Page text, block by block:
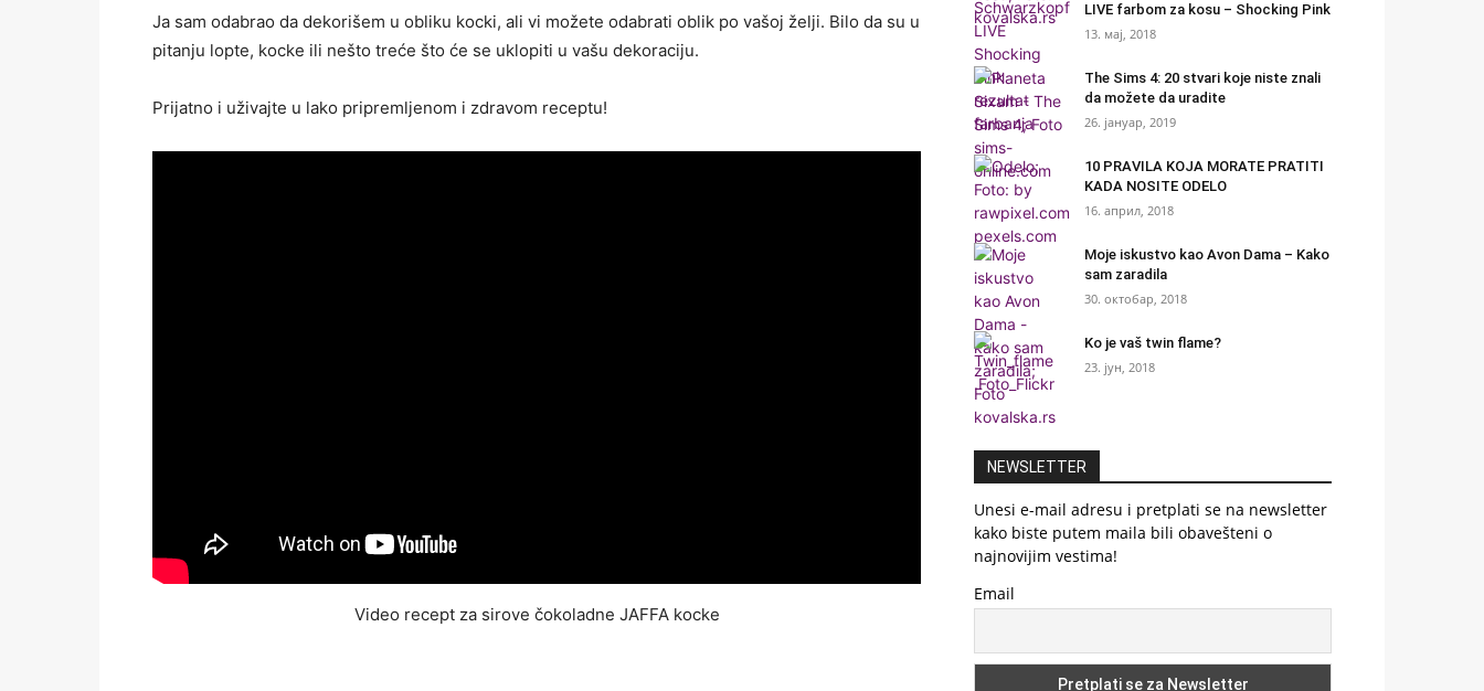
Ja sam odabrao da dekorišem u obliku kocki, ali vi možete odabrati oblik po vašoj želji. Bilo da su u
pitanju lopte, kocke ili nešto treće što će se uklopiti u vašu dekoraciju.
Prijatno i uživajte u lako pripremljenom i zdravom receptu!
Video recept za sirove čokoladne JAFFA kocke
LIVE farbom za kosu – Shocking Pink
13. мај, 2018
The Sims 4: 20 stvari koje niste znali
da možete da uradite
26. јануар, 2019
10 PRAVILA KOJA MORATE PRATITI
KADA NOSITE ODELO
16. април, 2018
Moje iskustvo kao Avon Dama – Kako
sam zaradila
30. октобар, 2018
Ko je vaš twin flame?
23. јун, 2018
NEWSLETTER
Unesi e-mail adresu i pretplati se na newsletter
kako biste putem maila bili obavešteni o
najnovijim vestima!
Email